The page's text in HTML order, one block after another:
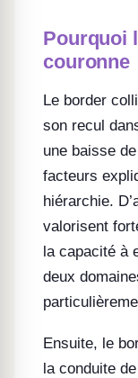
Pourquoi
couronne
Le border
son recul
une baisse
facteurs
hiérarchie.
valorisent
la capacité à
deux
Ensuite, le
la conduite